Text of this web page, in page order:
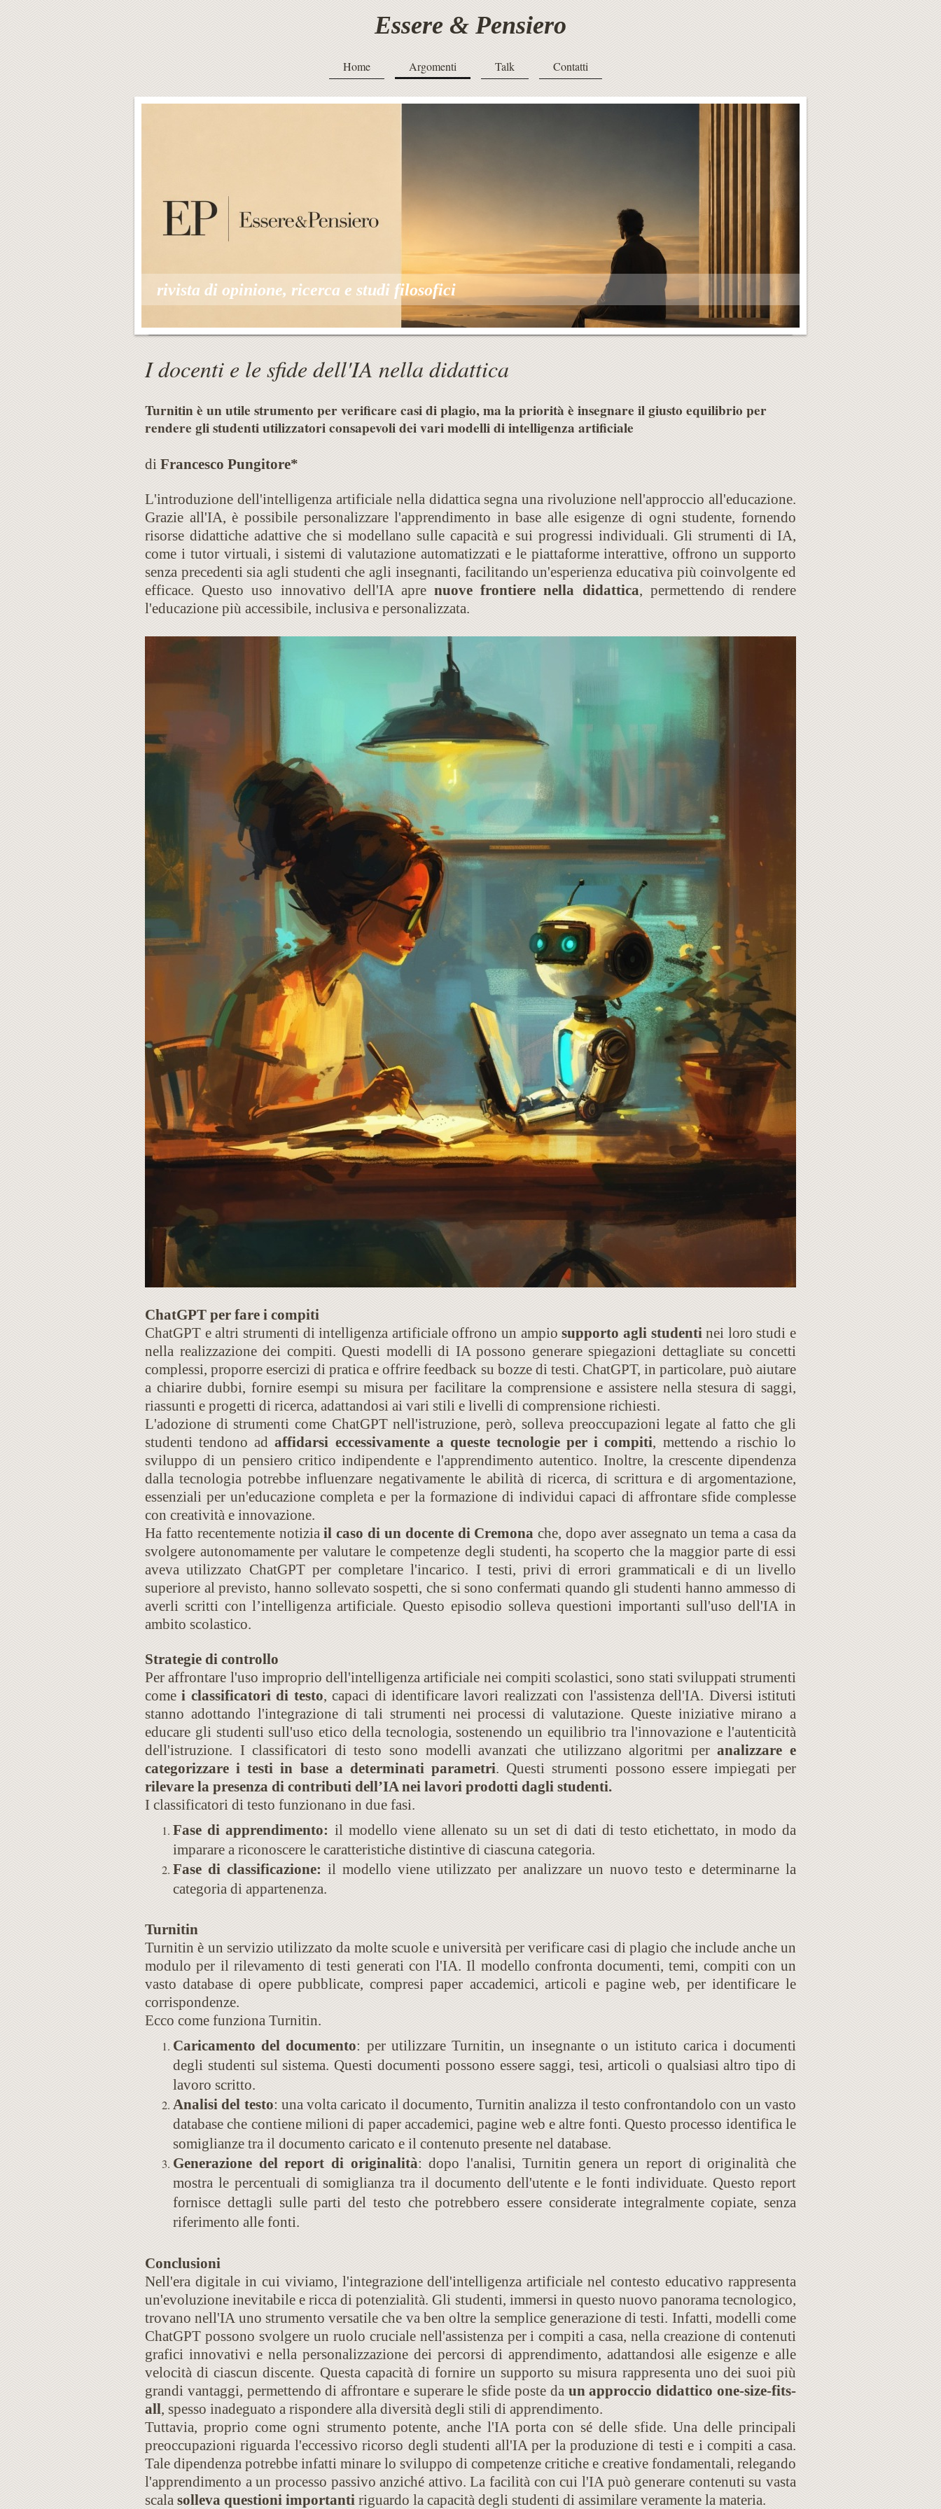
Essere & Pensiero
Home Argomenti Talk Contatti
rivista di opinione, ricerca e studi filosofici
I docenti e le sfide dell'IA nella didattica
Turnitin è un utile strumento per verificare casi di plagio, ma la priorità è insegnare il giusto equilibrio per
rendere gli studenti utilizzatori consapevoli dei vari modelli di intelligenza artificiale
di Francesco Pungitore*
L'introduzione dell'intelligenza artificiale nella didattica segna una rivoluzione nell'approccio all'educazione.
Grazie all'IA, è possibile personalizzare l'apprendimento in base alle esigenze di ogni studente, fornendo
risorse didattiche adattive che si modellano sulle capacità e sui progressi individuali. Gli strumenti di IA,
come i tutor virtuali, i sistemi di valutazione automatizzati e le piattaforme interattive, offrono un supporto
senza precedenti sia agli studenti che agli insegnanti, facilitando un'esperienza educativa più coinvolgente ed
efficace. Questo uso innovativo dell'IA apre nuove frontiere nella didattica, permettendo di rendere
l'educazione più accessibile, inclusiva e personalizzata.
ChatGPT per fare i compiti
ChatGPT e altri strumenti di intelligenza artificiale offrono un ampiosupporto agli studenti nei loro studi e
nella realizzazione dei compiti. Questi modelli di IA possono generare spiegazioni dettagliate su concetti
complessi, proporre esercizi di pratica e offrire feedback su bozze di testi. ChatGPT, in particolare, può aiutare
a chiarire dubbi, fornire esempi su misura per facilitare la comprensione e assistere nella stesura di saggi,
riassunti e progetti di ricerca, adattandosi ai vari stili e livelli di comprensione richiesti.
L'adozione di strumenti come ChatGPT nell'istruzione, però, solleva preoccupazioni legate al fatto che gli
studenti tendono adaffidarsi eccessivamente a queste tecnologie per i compiti, mettendo a rischio lo
sviluppo di un pensiero critico indipendente e l'apprendimento autentico. Inoltre, la crescente dipendenza
dalla tecnologia potrebbe influenzare negativamente le abilità di ricerca, di scrittura e di argomentazione,
essenziali per un'educazione completa e per la formazione di individui capaci di affrontare sfide complesse
con creatività e innovazione.
Ha fatto recentemente notiziail caso di un docente di Cremona che, dopo aver assegnato un tema a casa da
svolgere autonomamente per valutare le competenze degli studenti, ha scoperto che la maggior parte di essi
aveva utilizzato ChatGPT per completare l'incarico. I testi, privi di errori grammaticali e di un livello
superiore al previsto, hanno sollevato sospetti, che si sono confermati quando gli studenti hanno ammesso di
averli scritti con l’intelligenza artificiale. Questo episodio solleva questioni importanti sull'uso dell'IA in
ambito scolastico.
Strategie di controllo
Per affrontare l'uso improprio dell'intelligenza artificiale nei compiti scolastici, sono stati sviluppati strumenti
comei classificatori di testo, capaci di identificare lavori realizzati con l'assistenza dell'IA. Diversi istituti
stanno adottando l'integrazione di tali strumenti nei processi di valutazione. Queste iniziative mirano a
educare gli studenti sull'uso etico della tecnologia, sostenendo un equilibrio tra l'innovazione e l'autenticità
dell'istruzione. I classificatori di testo sono modelli avanzati che utilizzano algoritmi peranalizzare e
categorizzare i testi in base a determinati parametri. Questi strumenti possono essere impiegati per
rilevare la presenza di contributi dell’IA nei lavori prodotti dagli studenti.
I classificatori di testo funzionano in due fasi.
Fase di apprendimento: il modello viene allenato su un set di dati di testo etichettato, in modo da
imparare a riconoscere le caratteristiche distintive di ciascuna categoria.
Fase di classificazione: il modello viene utilizzato per analizzare un nuovo testo e determinarne la
categoria di appartenenza.
Turnitin
Turnitin è un servizio utilizzato da molte scuole e università per verificare casi di plagio che include anche un
modulo per il rilevamento di testi generati con l'IA. Il modello confronta documenti, temi, compiti con un
vasto database di opere pubblicate, compresi paper accademici, articoli e pagine web, per identificare le
corrispondenze.
Ecco come funziona Turnitin.
Caricamento del documento: per utilizzare Turnitin, un insegnante o un istituto carica i documenti
degli studenti sul sistema. Questi documenti possono essere saggi, tesi, articoli o qualsiasi altro tipo di
lavoro scritto.
Analisi del testo: una volta caricato il documento, Turnitin analizza il testo confrontandolo con un vasto
database che contiene milioni di paper accademici, pagine web e altre fonti. Questo processo identifica le
somiglianze tra il documento caricato e il contenuto presente nel database.
Generazione del report di originalità: dopo l'analisi, Turnitin genera un report di originalità che
mostra le percentuali di somiglianza tra il documento dell'utente e le fonti individuate. Questo report
fornisce dettagli sulle parti del testo che potrebbero essere considerate integralmente copiate, senza
riferimento alle fonti.
Conclusioni
Nell'era digitale in cui viviamo, l'integrazione dell'intelligenza artificiale nel contesto educativo rappresenta
un'evoluzione inevitabile e ricca di potenzialità. Gli studenti, immersi in questo nuovo panorama tecnologico,
trovano nell'IA uno strumento versatile che va ben oltre la semplice generazione di testi. Infatti, modelli come
ChatGPT possono svolgere un ruolo cruciale nell'assistenza per i compiti a casa, nella creazione di contenuti
grafici innovativi e nella personalizzazione dei percorsi di apprendimento, adattandosi alle esigenze e alle
velocità di ciascun discente. Questa capacità di fornire un supporto su misura rappresenta uno dei suoi più
grandi vantaggi, permettendo di affrontare e superare le sfide poste da un approccio didattico one-size-fits-
all, spesso inadeguato a rispondere alla diversità degli stili di apprendimento.
Tuttavia, proprio come ogni strumento potente, anche l'IA porta con sé delle sfide. Una delle principali
preoccupazioni riguarda l'eccessivo ricorso degli studenti all'IA per la produzione di testi e i compiti a casa.
Tale dipendenza potrebbe infatti minare lo sviluppo di competenze critiche e creative fondamentali, relegando
l'apprendimento a un processo passivo anziché attivo. La facilità con cui l'IA può generare contenuti su vasta
scala solleva questioni importanti riguardo la capacità degli studenti di assimilare veramente la materia.